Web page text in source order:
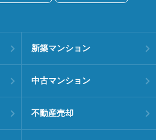
新築マンション
中古マンション
不動産売却